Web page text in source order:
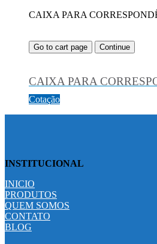
CAIXA PARA
Go to cart page Continue
CAIXA PARA
Cotação
INSTITUCIONAL
INICIO
PRODUTOS
QUEM SOMOS
CONTATO
BLOG